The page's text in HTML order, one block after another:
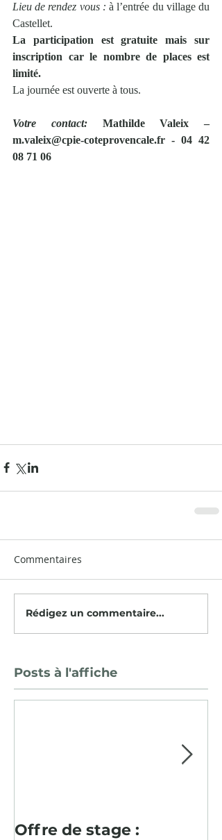
Lieu de rendez vous : à l’entrée du village du
Castellet.
La participation est gratuite mais sur
inscription car le nombre de places est
limité.
La journée est ouverte à tous.
Votre contact: Mathilde Valeix –
m.valeix@cpie-coteprovencale.fr - 04 42
08 71 06
Commentaires
Rédigez un commentaire...
Posts à l'affiche
Offre de stage :